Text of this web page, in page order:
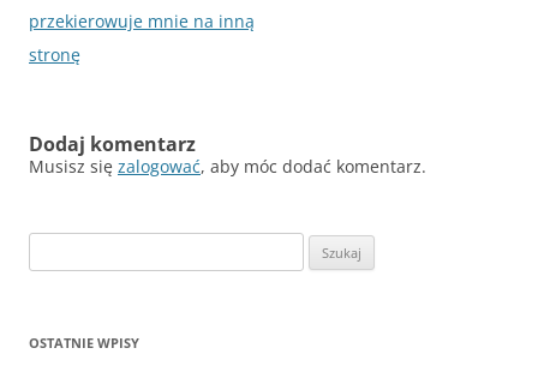
przekierowuje mnie na inną
stronę
Dodaj komentarz
Musisz się zalogować, aby móc dodać komentarz.
OSTATNIE WPISY